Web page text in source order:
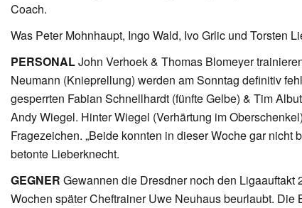
Coach.
Was Peter Mohnhaupt, Ingo Wald, Ivo Grlic und Torsten
PERSONALJohn Verhoek & Thomas Blomeyer
Neumann (Knieprellung) werden am Sonntag definitiv
gesperrten Fabian Schnellhardt (fünfte Gelbe) & Tim
Andy Wiegel. Hinter Wiegel (Verhärtung im
Fragezeichen. „Beide konnten in dieser Woche gar
betonte Lieberknecht.
GEGNER Gewannen die Dresdner noch den
Wochen später Cheftrainer Uwe Neuhaus beurlaubt.